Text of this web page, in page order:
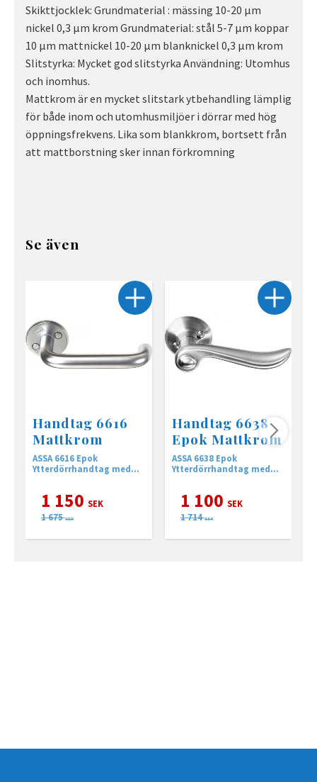
Skikttjocklek: Grundmaterial : mässing 10-20 µm
nickel 0,3 µm krom Grundmaterial: stål 5-7 µm koppar
10 µm mattnickel 10-20 µm blanknickel 0,3 µm krom
Slitstyrka: Mycket god slitstyrka Användning: Utomhus
och inomhus.
Mattkrom är en mycket slitstark ytbehandling lämplig
för både inom och utomhusmiljöer i dörrar med hög
öppningsfrekvens. Lika som blankkrom, bortsett från
att mattborstning sker innan förkromning
Se även
Handtag 6616
Mattkrom
ASSA 6616 Epok
Ytterdörrhandtag med
1 150 SEK
1 675 SEK
Handtag 6638
Epok Mattkrom
ASSA 6638 Epok
Ytterdörrhandtag med
1 100 SEK
1 714 SEK